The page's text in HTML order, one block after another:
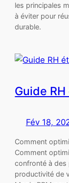
les principales
à éviter pour
durable.
Guide
Fév 18,
Comment
Comment
confronté à des
productivité de